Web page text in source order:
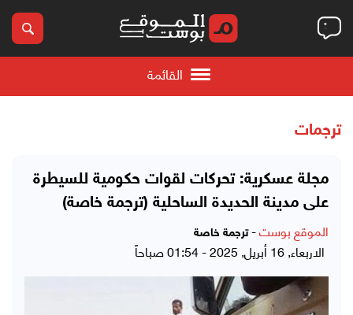
القائمة
ترجمات
مجلة عسكرية: تحركات لقوات حكومية للسيطرة
على مدينة الحديدة الساحلية (ترجمة خاصة)
الموقع بوست-ترجمة خاصة
الاربعاء, 16 أبريل, 2025 - 01:54 صباحاً